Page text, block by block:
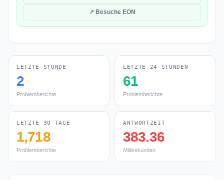
↗ Besuche EON
LETZTE STUNDE
2
Problemberichte
LETZTE 24 STUNDEN
61
Problemberichte
LETZTE 30 TAGE
1,718
Problemberichte
ANTWORTZEIT
383.36
Millisekunden